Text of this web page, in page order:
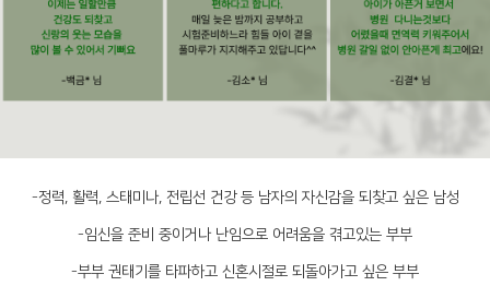
-정력, 활력, 스태미나, 전립선 건강 등 남자의 자신감을 되찾고 싶은 남성
-임신을 준비 중이거나 난임으로 어려움을 겪고있는 부부
-부부 권태기를 타파하고 신혼시절로 되돌아가고 싶은 부부